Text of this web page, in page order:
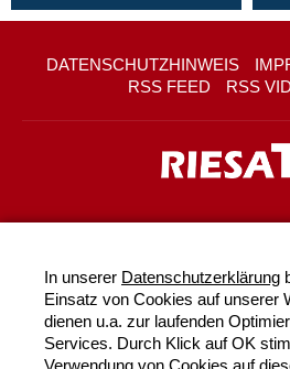
DATENSCHUTZHINWEIS
RSS FEED
RSS
In unserer Datenschutzerklärung
Einsatz von Cookies auf unserer
dienen u.a. zur laufenden
Services. Durch Klick auf OK
Verwendung von Cookies auf